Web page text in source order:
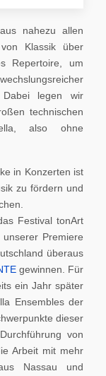
nahezu allen
Klassik über
Repertoire, um
Dabei legen wir
technischen
also ohne
in Konzerten ist
zu fördern und
Festival tonArt
Premiere
überaus
gewinnen. Für
ein Jahr später
Ensembles der
dieser
von
Arbeit mit mehr
Nassau und